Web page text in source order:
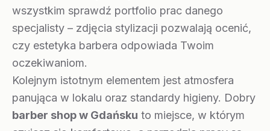
wszystkim sprawdź portfolio prac danego
specjalisty – zdjęcia stylizacji pozwalają ocenić,
czy estetyka barbera odpowiada Twoim
oczekiwaniom.
Kolejnym istotnym elementem jest atmosfera
panująca w lokalu oraz standardy higieny. Dobry
barber shop w Gdańsku to miejsce, w którym